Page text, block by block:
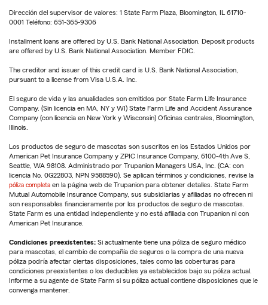
Dirección del supervisor de valores: 1 State Farm Plaza, Bloomington, IL 61710-
0001 Teléfono: 651-365-9306
Installment loans are offered by U.S. Bank National Association. Deposit products
are offered by U.S. Bank National Association. Member FDIC.
The creditor and issuer of this credit card is U.S. Bank National Association,
pursuant to a license from Visa U.S.A. Inc.
El seguro de vida y las anualidades son emitidos por State Farm Life Insurance
Company. (Sin licencia en MA, NY y WI) State Farm Life and Accident Assurance
Company (con licencia en New York y Wisconsin) Oficinas centrales, Bloomington,
Illinois.
Los productos de seguro de mascotas son suscritos en los Estados Unidos por
American Pet Insurance Company y ZPIC Insurance Company, 6100-4th Ave S,
Seattle, WA 98108. Administrado por Trupanion Managers USA, Inc. (CA: con
licencia No. 0G22803, NPN 9588590). Se aplican términos y condiciones, revise la
póliza completa en la página web de Trupanion para obtener detalles. State Farm
Mutual Automobile Insurance Company, sus subsidiarias y afiliadas no ofrecen ni
son responsables financieramente por los productos de seguro de mascotas.
State Farm es una entidad independiente y no está afiliada con Trupanion ni con
American Pet Insurance.
Condiciones preexistentes: Si actualmente tiene una póliza de seguro médico
para mascotas, el cambio de compañía de seguros o la compra de una nueva
póliza podría afectar ciertas disposiciones, tales como las coberturas para
condiciones preexistentes o los deducibles ya establecidos bajo su póliza actual.
Informe a su agente de State Farm si su póliza actual contiene disposiciones que le
convenga mantener.